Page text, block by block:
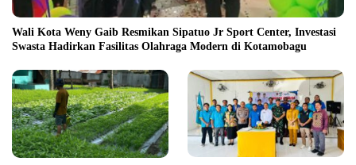
Wali Kota Weny Gaib Resmikan Sipatuo Jr Sport Center, Investasi
Swasta Hadirkan Fasilitas Olahraga Modern di Kotamobagu